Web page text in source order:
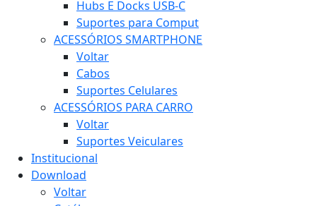
Hubs E Docks USB-C
Suportes para Comput
ACESSÓRIOS SMARTPHONE
Voltar
Cabos
Suportes Celulares
ACESSÓRIOS PARA CARRO
Voltar
Suportes Veiculares
Institucional
Download
Voltar